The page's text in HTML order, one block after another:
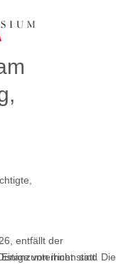
entfällt der
statt. Die
von ihnen sind